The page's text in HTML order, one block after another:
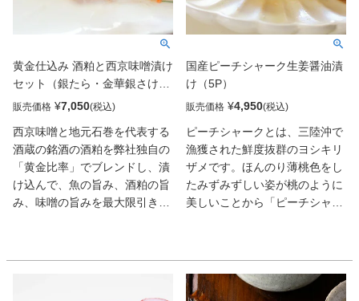
黄金仕込み 酒粕と西京味噌漬け
セット（銀たら・金華銀さけ・
めぬけ）
販売価格 ¥7,050
西京味噌と地元石巻を代表する
酒蔵の銘酒の酒粕を弊社独自の
「黄金比率」でブレンドし、漬
け込んで、魚の旨み、酒粕の旨
み、味噌の旨みを最大限引き出
国産ピーチシャーク生姜醤油漬
け（5P）
販売価格 ¥4,950
ピーチシャークとは、三陸沖で
漁獲された鮮度抜群のヨシキリ
ザメです。ほんのり薄桃色をし
たみずみずしい姿が桃のように
美しいことから「ピーチシャー
でヘルシーな食材です。味はあ
っさりとしていて淡白で、身は